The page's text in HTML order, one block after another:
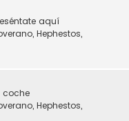
aquí
, Hephestos,
coche
, Hephestos,